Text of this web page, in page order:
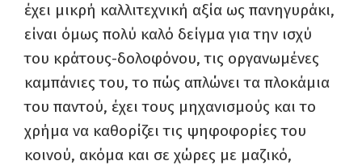
έχει μικρή καλλιτεχνική αξία ως πανηγυράκι,
είναι όμως πολύ καλό δείγμα για την ισχύ
του κράτους-δολοφόνου, τις οργανωμένες
καμπάνιες του, το πώς απλώνει τα πλοκάμια
του παντού, έχει τους μηχανισμούς και το
χρήμα να καθορίζει τις ψηφοφορίες του
κοινού, ακόμα και σε χώρες με μαζικό,